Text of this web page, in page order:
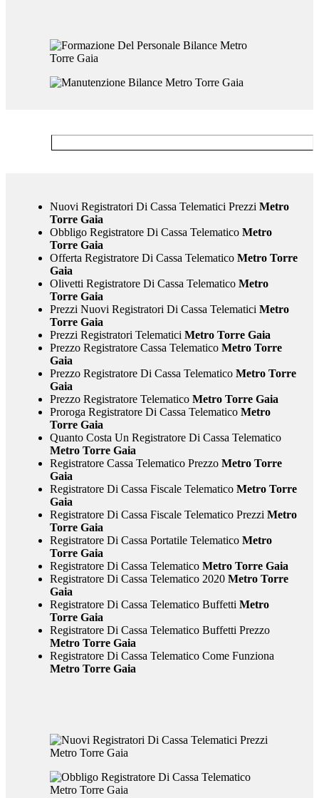
Nuovi Registratori Di Cassa Telematici Prezzi Metro
Torre Gaia
Obbligo Registratore Di Cassa TelematicoMetro
Torre Gaia
Offerta Registratore Di Cassa TelematicoMetro Torre
Gaia
Olivetti Registratore Di Cassa TelematicoMetro
Torre Gaia
Prezzi Nuovi Registratori Di Cassa Telematici Metro
Torre Gaia
Prezzi Registratori Telematici Metro Torre Gaia
Prezzo Registratore Cassa TelematicoMetro Torre
Gaia
Prezzo Registratore Di Cassa TelematicoMetro Torre
Gaia
Prezzo Registratore TelematicoMetro Torre Gaia
Proroga Registratore Di Cassa TelematicoMetro
Torre Gaia
Quanto Costa Un Registratore Di Cassa Telematico
Metro Torre Gaia
Registratore Cassa Telematico PrezzoMetro Torre
Gaia
Registratore Di Cassa Fiscale TelematicoMetro Torre
Gaia
Registratore Di Cassa Fiscale Telematico Prezzi Metro
Torre Gaia
Registratore Di Cassa Portatile TelematicoMetro
Torre Gaia
Registratore Di Cassa TelematicoMetro Torre Gaia
Registratore Di Cassa Telematico 2020Metro Torre
Gaia
Registratore Di Cassa Telematico Buffetti Metro
Torre Gaia
Registratore Di Cassa Telematico Buffetti Prezzo
Metro Torre Gaia
Registratore Di Cassa Telematico Come Funziona
Metro Torre Gaia